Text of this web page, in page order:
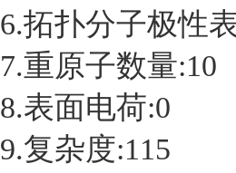
6.拓扑分子极性
7.重原子数量:10
8.表面电荷:0
9.复杂度:115